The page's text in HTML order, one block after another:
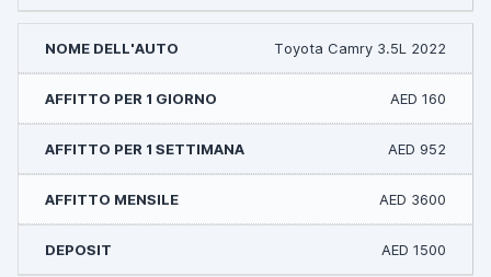
Toyota Camry 3.5L 2022
AED 160
AED 952
AED 3600
AED 1500